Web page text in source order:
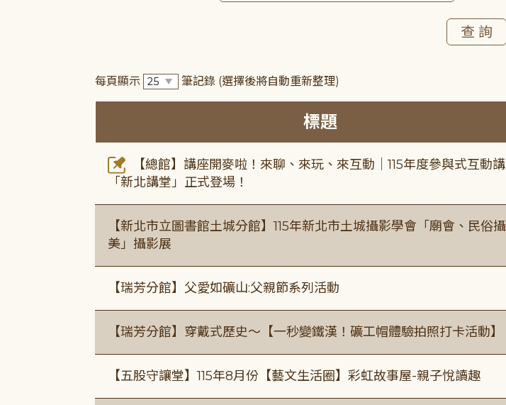
每頁顯示 筆記錄 (選擇後將自動重新整理)
標題
【總館】講座開麥啦！來聊、來玩、來互動｜115年度參與式互動
「新北講堂」正式登場！
【新北市立圖書館土城分館】115年新北市土城攝影學會「廟會、民俗
美」攝影展
【瑞芳分館】父愛如礦山:父親節系列活動
【瑞芳分館】穿戴式歷史〜【一秒變鐵漢！礦工帽體驗拍照打卡活動】
【五股守讓堂】115年8月份【藝文生活圈】彩虹故事屋-親子悅讀趣